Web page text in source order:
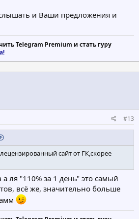
и Ваши предложения и
Telegram Premium и стать гуру
#13
сайт от ГК,скорее
ля "110% за 1 день" это самый
всё же, значительно больше